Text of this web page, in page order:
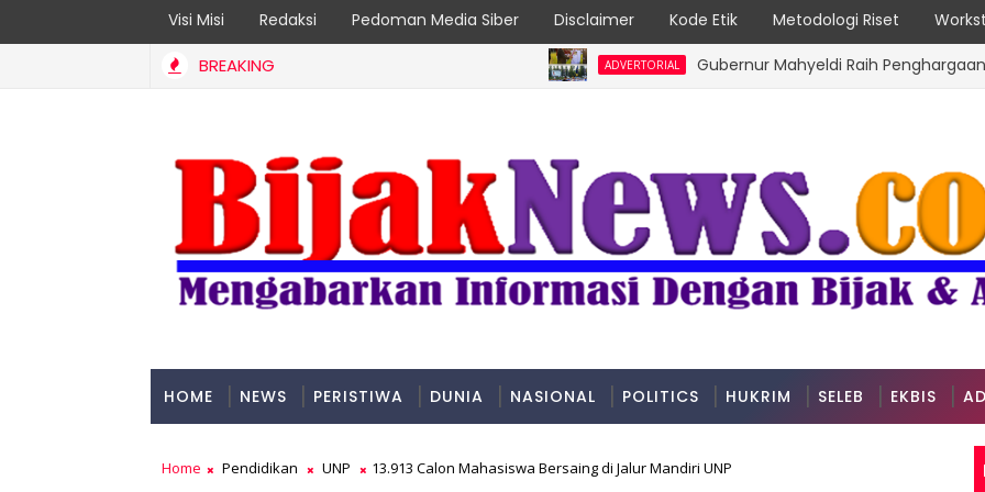
Visi Misi Redaksi Pedoman Media Siber Disclaimer Kode Etik Metodologi Riset
BREAKING ADVERTORIAL Gubernur Mahyeldi Raih Penghargaan Kartika
HOME NEWS PERISTIWA DUNIA NASIONAL POLITICS HUKRIM SELEB EKBIS
Home Pendidikan UNP 13.913 Calon Mahasiswa Bersaing di Jalur Mandiri UNP